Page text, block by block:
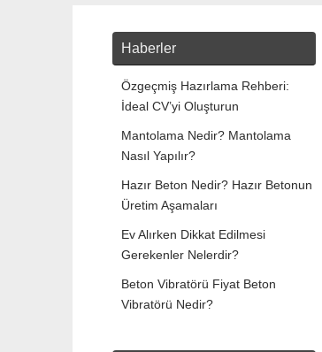
Haberler
Özgeçmiş Hazırlama Rehberi:
İdeal CV’yi Oluşturun
Mantolama Nedir? Mantolama
Nasıl Yapılır?
Hazır Beton Nedir? Hazır Betonun
Üretim Aşamaları
Ev Alırken Dikkat Edilmesi
Gerekenler Nelerdir?
Beton Vibratörü Fiyat Beton
Vibratörü Nedir?